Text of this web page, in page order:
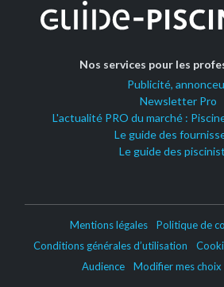
Nos services pour les
Publicité,
Newsletter Pro
L'actualité PRO du marché :
Le guide des
Le guide des
Mentions légales
Politique de
Conditions générales d’utilisation
Audience
Modifier mes